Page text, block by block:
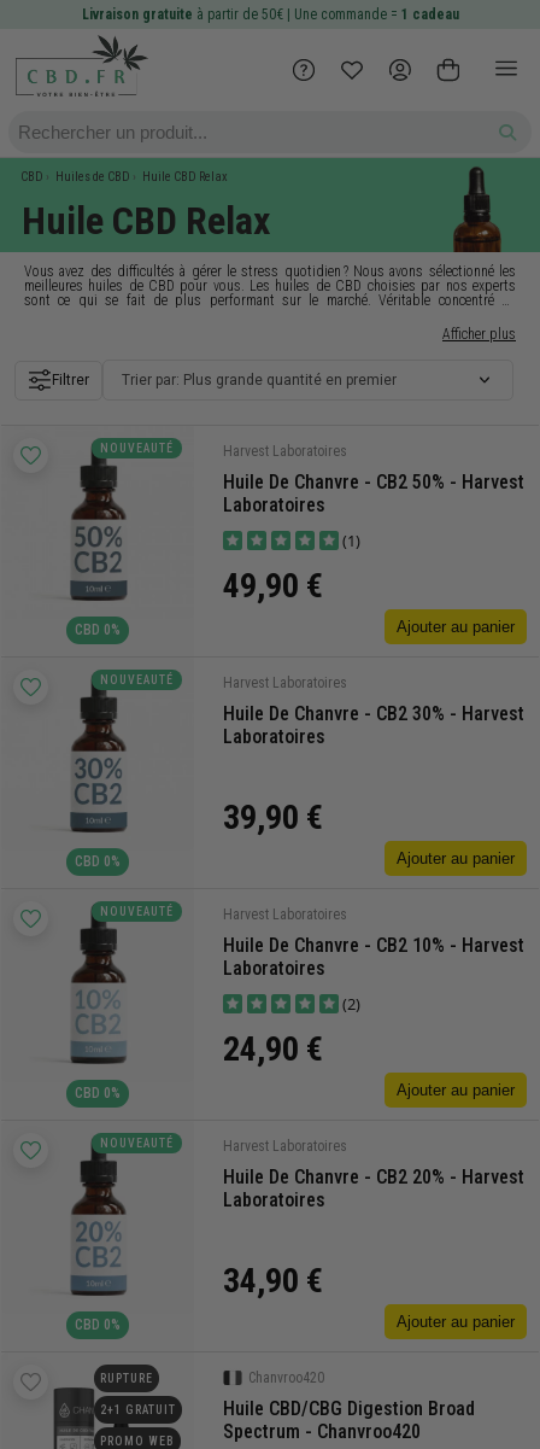
Livraison gratuite à partir de 50€ | Une commande = 1 cadeau
CBD Huiles de CBD Huile CBD Relax
Huile CBD Relax
Vous avez des difficultés à gérer le stress quotidien ? Nous avons sélectionné les
meilleures huiles de CBD pour vous. Les huiles de CBD choisies par nos experts
sont ce qui se fait de plus performant sur le marché. Véritable concentré de
accompagnent tous les jours vers une sérénité durable. Confectionnée pour vous
huiles de CBDagissent
secondaires indésirables et testées par des laboratoires indépendants, elles sont
efficaces pour profiter des bienfaits du CBDen toute sécurité. Ces huiles de CBD
CBD en France.
Afficher plus
Filtrer Trier par: Plus grande quantité en premier
NOUVEAUTÉ
CBD 0%
Harvest Laboratoires
Huile De Chanvre - CB2 50% - Harvest
Laboratoires
(1)
49,90 €
Ajouter au panier
NOUVEAUTÉ
CBD 0%
Harvest Laboratoires
Huile De Chanvre - CB2 30% - Harvest
Laboratoires
39,90 €
Ajouter au panier
NOUVEAUTÉ
CBD 0%
Harvest Laboratoires
Huile De Chanvre - CB2 10% - Harvest
Laboratoires
(2)
24,90 €
Ajouter au panier
NOUVEAUTÉ
CBD 0%
Harvest Laboratoires
Huile De Chanvre - CB2 20% - Harvest
Laboratoires
34,90 €
Ajouter au panier
RUPTURE
2+1 GRATUIT
PROMO WEB
Chanvroo420
Huile CBD/CBG Digestion Broad
Spectrum - Chanvroo420